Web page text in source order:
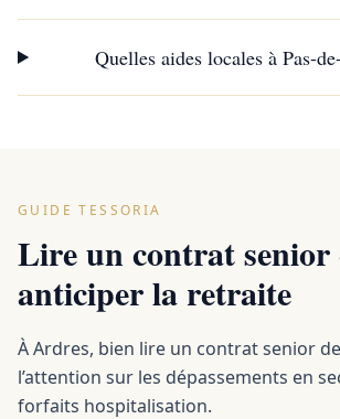
Quelles aides locales à Pas-
GUIDE TESSORIA
Lire un contrat senior
anticiper la retraite
À Ardres, bien lire un contrat senior
l’attention sur les dépassements en
forfaits hospitalisation.